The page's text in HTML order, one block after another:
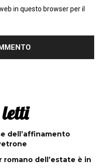
in questo browser per il
dell’affinamento
romano dell’estate è in